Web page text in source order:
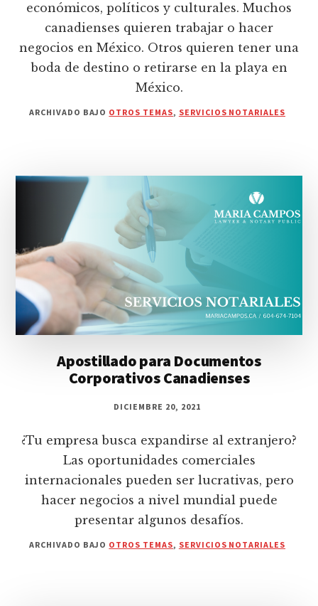
económicos, políticos y culturales. Muchos
canadienses quieren trabajar o hacer
negocios en México. Otros quieren tener una
boda de destino o retirarse en la playa en
México.
ARCHIVADO BAJO OTROS TEMAS, SERVICIOS NOTARIALES
Apostillado para Documentos
Corporativos Canadienses
DICIEMBRE 20, 2021
¿Tu empresa busca expandirse al extranjero?
Las oportunidades comerciales
internacionales pueden ser lucrativas, pero
hacer negocios a nivel mundial puede
presentar algunos desafíos.
ARCHIVADO BAJO OTROS TEMAS, SERVICIOS NOTARIALES